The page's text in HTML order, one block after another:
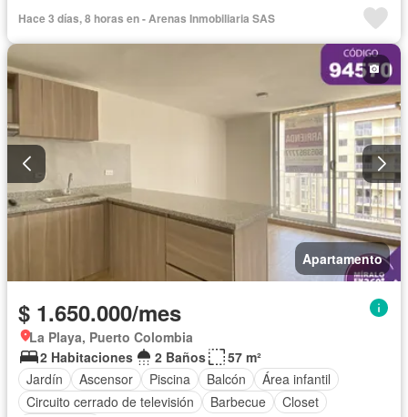
Hace 3 días, 8 horas en - Arenas Inmobiliaria SAS
Apartamento
$ 1.650.000/mes
La Playa, Puerto Colombia
2 Habitaciones
2 Baños
57 m²
Jardín
Ascensor Piscina Balcón
Área infantil
Circuito cerrado de televisión
Barbecue
Closet